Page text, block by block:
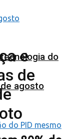
do
agosto
e
de